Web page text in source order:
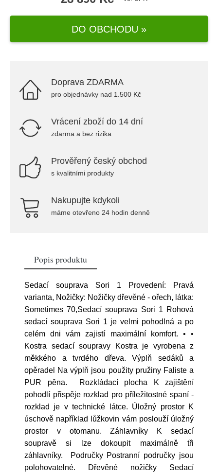
DO OBCHODU »
Doprava ZDARMA
pro objednávky nad 1.500 Kč
Vrácení zboží do 14 dní
zdarma a bez rizika
Prověřený český obchod
s kvalitními produkty
Nakupujte kdykoli
máme otevřeno 24 hodin denně
Popis produktu
Sedací souprava Sori 1 Provedení: Pravá
varianta, Nožičky: Nožičky dřevěné - ořech, látka:
Sometimes 70,Sedací souprava Sori 1 Rohová
sedací souprava Sori 1 je velmi pohodlná a po
celém dni vám zajistí maximální komfort. • •
Kostra sedací soupravy Kostra je vyrobena z
měkkého a tvrdého dřeva. Výplň sedáků a
opěradel Na výplň jsou použity pružiny Faliste a
PUR pěna. Rozkládací plocha K zajištění
pohodlí přispěje rozklad pro příležitostné spaní -
rozklad je v technické látce. Úložný prostor K
úschově například lůžkovin vám poslouží úložný
prostor v otomanu. Záhlavníky K sedací
soupravě si lze dokoupit maximálně tři
záhlavníky. Područky Postranní područky jsou
polohovatelné. Dřevěné nožičky Sedací